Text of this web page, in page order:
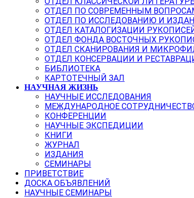
ОТДЕЛ ПО СОВРЕМЕННЫМ
ОТДЕЛ ПО ИССЛЕДОВАНИЮ И
ОТДЕЛ КАТАЛОГИЗАЦИИ
ОТДЕЛ ФОНДА ВОСТОЧНЫХ
ОТДЕЛ СКАНИРОВАНИЯ И
ОТДЕЛ КОНСЕРВАЦИИ И
БИБЛИОТЕКА
КАРТОТЕЧНЫЙ ЗАЛ
НАУЧНАЯ ЖИЗНЬ
НАУЧНЫЕ ИССЛЕДОВАНИЯ
МЕЖДУНАРОДНОЕ
КОНФЕРЕНЦИИ
НАУЧНЫЕ ЭКСПЕДИЦИИ
КНИГИ
ЖУРНАЛ
ИЗДАНИЯ
СЕМИНАРЫ
ПРИВЕТСТВИЕ
ДОСКА ОБЪЯВЛЕНИЙ
НАУЧНЫЕ СЕМИНАРЫ